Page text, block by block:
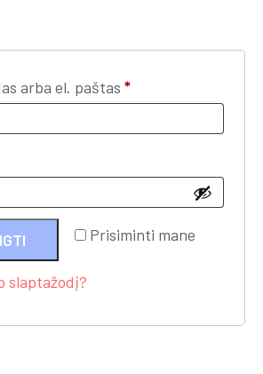
arba el. paštas *Privalomas
Prisiminti mane
slaptažodį?